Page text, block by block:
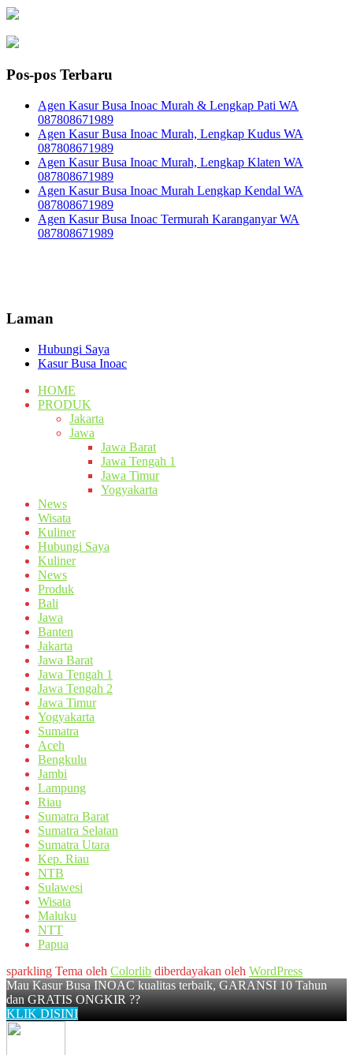
Pos-pos Terbaru
Agen Kasur Busa Inoac Murah & Lengkap Pati WA
087808671989
Agen Kasur Busa Inoac Murah, Lengkap Kudus WA
087808671989
Agen Kasur Busa Inoac Murah, Lengkap Klaten WA
087808671989
Agen Kasur Busa Inoac Murah Lengkap Kendal WA
087808671989
Agen Kasur Busa Inoac Termurah Karanganyar WA
087808671989
Laman
Hubungi Saya
Kasur Busa Inoac
HOME
PRODUK
Jakarta
Jawa
Jawa Barat
Jawa Tengah 1
Jawa Timur
Yogyakarta
News
Wisata
Kuliner
Hubungi Saya
Kuliner
News
Produk
Bali
Jawa
Banten
Jakarta
Jawa Barat
Jawa Tengah 1
Jawa Tengah 2
Jawa Timur
Yogyakarta
Sumatra
Aceh
Bengkulu
Jambi
Lampung
Riau
Sumatra Barat
Sumatra Selatan
Sumatra Utara
Kep. Riau
NTB
Sulawesi
Wisata
Maluku
NTT
Papua
sparkling Tema oleh Colorlib diberdayakan oleh WordPress
Mau Kasur Busa INOAC kualitas terbaik, GARANSI 10 Tahun
dan GRATIS ONGKIR ??
KLIK DISINI